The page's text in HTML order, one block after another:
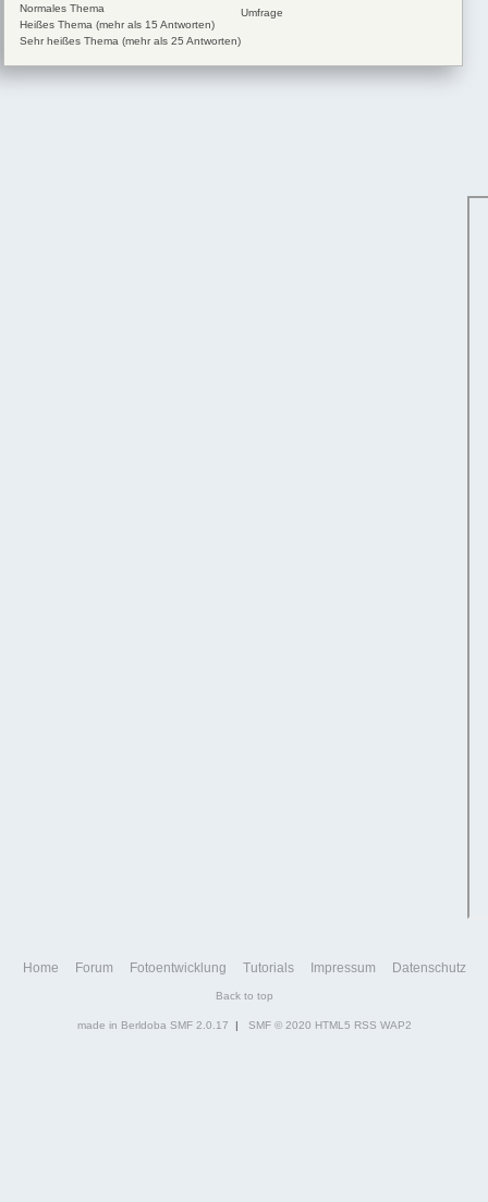
Normales Thema
Heißes Thema (mehr als 15 Antworten)
Sehr heißes Thema (mehr als 25 Antworten)
Umfrage
Home Forum Fotoentwicklung Tutorials Impressum Datenschutz
Back to top
made in Berldoba SMF 2.0.17 | SMF © 2020 HTML5 RSS WAP2